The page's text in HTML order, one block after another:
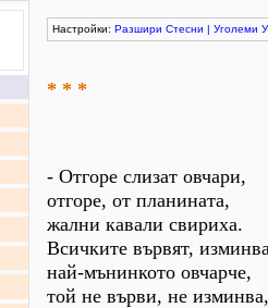
Настройки: Разшири Стесни | Уголеми
* * *
- Отгоре слизат овчари,
отгоре, от планината,
жални кавали свириха.
Всичките вървят,
най-мънинкото овчарче,
той не върви, не изминва,